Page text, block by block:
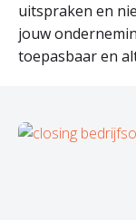
uitspraken en
jouw
toepasbaar en